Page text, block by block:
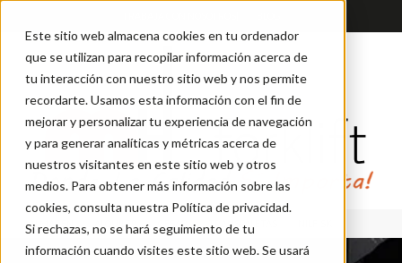
Este sitio web almacena cookies en tu ordenador
que se utilizan para recopilar información acerca de
tu interacción con nuestro sitio web y nos permite
recordarte. Usamos esta información con el fin de
mejorar y personalizar tu experiencia de navegación
y para generar analíticas y métricas acerca de
nuestros visitantes en este sitio web y otros
medios. Para obtener más información sobre las
cookies, consulta nuestra Política de privacidad.
Si rechazas, no se hará seguimiento de tu
información cuando visites este sitio web. Se usará
ALMACEN ALQUILER CESAB TRANSPALETAS